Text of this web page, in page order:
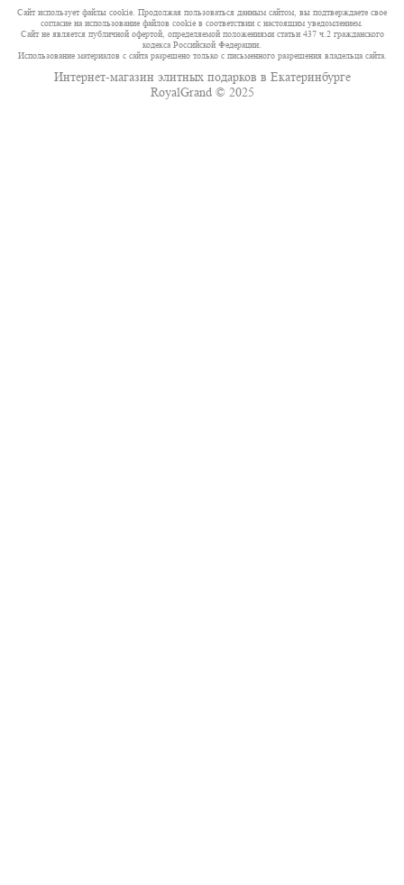
Сайт использует файлы cookie. Продолжая пользоваться данным сайтом, вы подтверждаете свое
согласие на использование файлов cookie в соответствии с настоящим уведомлением.
Сайт не является публичной офертой, определяемой положениями статьи 437 ч.2 гражданского
кодекса Российской Федерации.
Использование материалов с сайта разрешено только с письменного разрешения владельца сайта.
Интернет-магазин элитных подарков в Екатеринбурге
RoyalGrand © 2025